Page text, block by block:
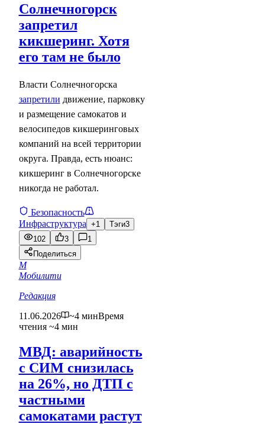
Солнечногорск
запретил
кикшеринг. Хотя
его там не было
Власти Солнечногорска
запретили движение, парковку
и размещение самокатов и
велосипедов кикшеринговых
компаний на всей территории
округа. Правда, есть нюанс:
кикшеринг в Солнечногорске
никогда не работал.
Безопасность
Инфраструктура +1 Тэги3
102
3
1
Поделиться
М
Мобилити
Редакция
11.06.2026
~4 минВремя
чтения ~4 мин
МВД: аварийность
с СИМ снизилась
на 26%, но ДТП с
частными
самокатами растут